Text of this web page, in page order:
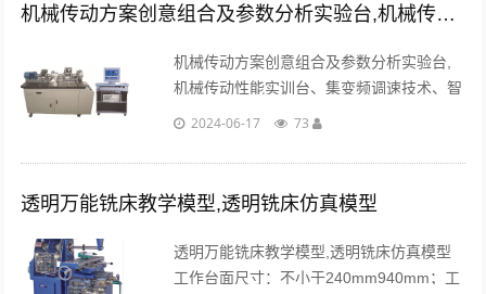
机械传动方案创意组合及参数分析实验台,机械传动性能实训台
机械传动方案创意组合及参数分析实验台,
机械传动性能实训台、集变频调速技术、智
能磁粉PID制动技术加载更迅速、稳定、准
体。...
2024-06-17 73
透明万能铣床教学模型,透明铣床仿真模型
透明万能铣床教学模型,透明铣床仿真模型
工作台面尺寸：不小于240mm940mm；工